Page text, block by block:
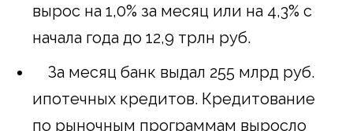
вырос на 1,0% за месяц или на 4,3% с
начала года до 12,9 трлн руб.
За месяц банк выдал 255 млрд руб.
ипотечных кредитов. Кредитование
по рыночным программам выросло